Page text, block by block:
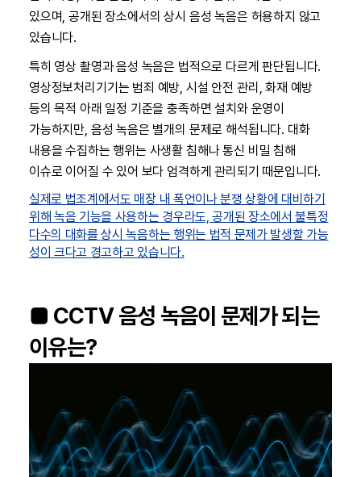
있으며, 공개된 장소에서의 상시 음성 녹음은 허용하지 않고
있습니다.
특히 영상 촬영과 음성 녹음은 법적으로 다르게 판단됩니다.
영상정보처리기기는 범죄 예방, 시설 안전 관리, 화재 예방
등의 목적 아래 일정 기준을 충족하면 설치와 운영이
가능하지만, 음성 녹음은 별개의 문제로 해석됩니다. 대화
내용을 수집하는 행위는 사생활 침해나 통신 비밀 침해
이슈로 이어질 수 있어 보다 엄격하게 관리되기 때문입니다.
실제로 법조계에서도 매장 내 폭언이나 분쟁 상황에 대비하기
위해 녹음 기능을 사용하는 경우라도, 공개된 장소에서 불특정
다수의 대화를 상시 녹음하는 행위는 법적 문제가 발생할 가능
성이 크다고 경고하고 있습니다.
■ CCTV 음성 녹음이 문제가 되는
이유는?